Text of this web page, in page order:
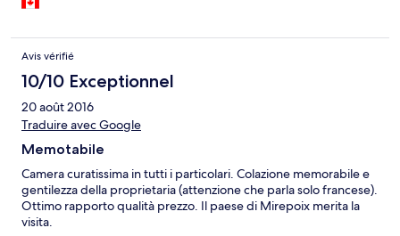
Avis vérifié
10/10 Exceptionnel
20 août 2016
Traduire avec Google
Memotabile
Camera curatissima in tutti i particolari. Colazione memorabile e
gentilezza della proprietaria (attenzione che parla solo francese).
Ottimo rapporto qualità prezzo. Il paese di Mirepoix merita la
visita.